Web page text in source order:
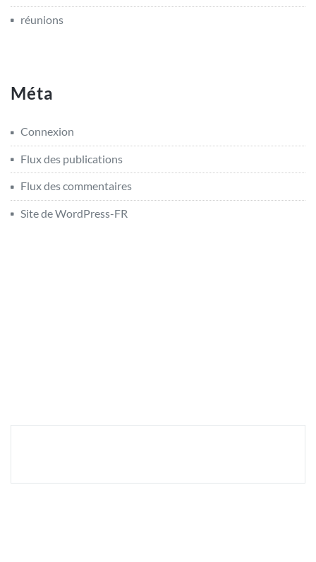
réunions
Méta
Connexion
Flux des publications
Flux des commentaires
Site de WordPress-FR